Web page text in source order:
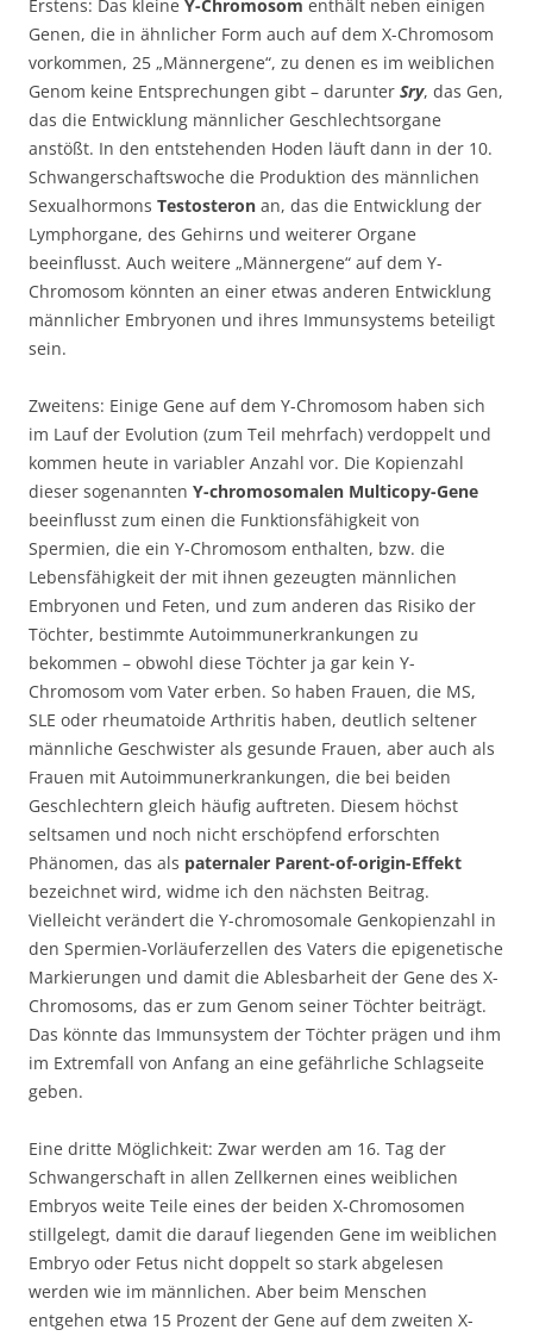
Erstens: Das kleine Y-Chromosom enthält neben einigen
Genen, die in ähnlicher Form auch auf dem X-Chromosom
vorkommen, 25 „Männergene“, zu denen es im weiblichen
Genom keine Entsprechungen gibt – darunter Sry, das Gen,
das die Entwicklung männlicher Geschlechtsorgane
anstößt. In den entstehenden Hoden läuft dann in der 10.
Schwangerschaftswoche die Produktion des männlichen
Sexualhormons Testosteron an, das die Entwicklung der
Lymphorgane, des Gehirns und weiterer Organe
beeinflusst. Auch weitere „Männergene“ auf dem Y-
Chromosom könnten an einer etwas anderen Entwicklung
männlicher Embryonen und ihres Immunsystems beteiligt
sein.
Zweitens: Einige Gene auf dem Y-Chromosom haben sich
im Lauf der Evolution (zum Teil mehrfach) verdoppelt und
kommen heute in variabler Anzahl vor. Die Kopienzahl
dieser sogenannten Y-chromosomalen Multicopy-Gene
beeinflusst zum einen die Funktionsfähigkeit von
Spermien, die ein Y-Chromosom enthalten, bzw. die
Lebensfähigkeit der mit ihnen gezeugten männlichen
Embryonen und Feten, und zum anderen das Risiko der
Töchter, bestimmte Autoimmunerkrankungen zu
bekommen – obwohl diese Töchter ja gar kein Y-
Chromosom vom Vater erben. So haben Frauen, die MS,
SLE oder rheumatoide Arthritis haben, deutlich seltener
männliche Geschwister als gesunde Frauen, aber auch als
Frauen mit Autoimmunerkrankungen, die bei beiden
Geschlechtern gleich häufig auftreten. Diesem höchst
seltsamen und noch nicht erschöpfend erforschten
Phänomen, das als paternaler Parent-of-origin-Effekt
bezeichnet wird, widme ich den nächsten Beitrag.
Vielleicht verändert die Y-chromosomale Genkopienzahl in
den Spermien-Vorläuferzellen des Vaters die epigenetische
Markierungen und damit die Ablesbarheit der Gene des X-
Chromosoms, das er zum Genom seiner Töchter beiträgt.
Das könnte das Immunsystem der Töchter prägen und ihm
im Extremfall von Anfang an eine gefährliche Schlagseite
geben.
Eine dritte Möglichkeit: Zwar werden am 16. Tag der
Schwangerschaft in allen Zellkernen eines weiblichen
Embryos weite Teile eines der beiden X-Chromosomen
stillgelegt, damit die darauf liegenden Gene im weiblichen
Embryo oder Fetus nicht doppelt so stark abgelesen
werden wie im männlichen. Aber beim Menschen
entgehen etwa 15 Prozent der Gene auf dem zweiten X-